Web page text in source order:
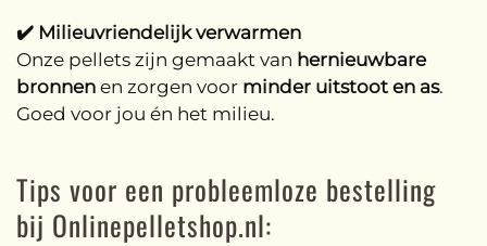
✔️ Milieuvriendelijk verwarmen
Onze pellets zijn gemaakt van hernieuwbare
bronnen en zorgen voor minder uitstoot en as.
Goed voor jou én het milieu.
Tips voor een probleemloze bestelling
bij Onlinepelletshop.nl: